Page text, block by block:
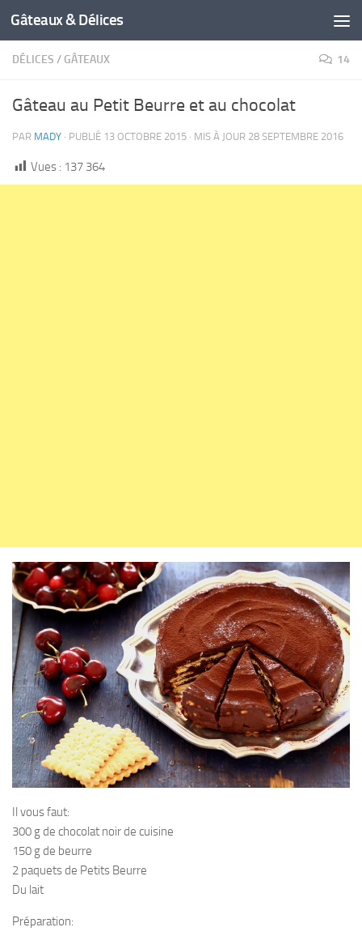
Gâteaux & Délices
DÉLICES / GÂTEAUX 14
Gâteau au Petit Beurre et au chocolat
PAR MADY · PUBLIÉ 13 OCTOBRE 2015 · MIS À JOUR 28 SEPTEMBRE 2016
Vues : 137 364
Il vous faut:
300 g de chocolat noir de cuisine
150 g de beurre
2 paquets de Petits Beurre
Du lait
Préparation: